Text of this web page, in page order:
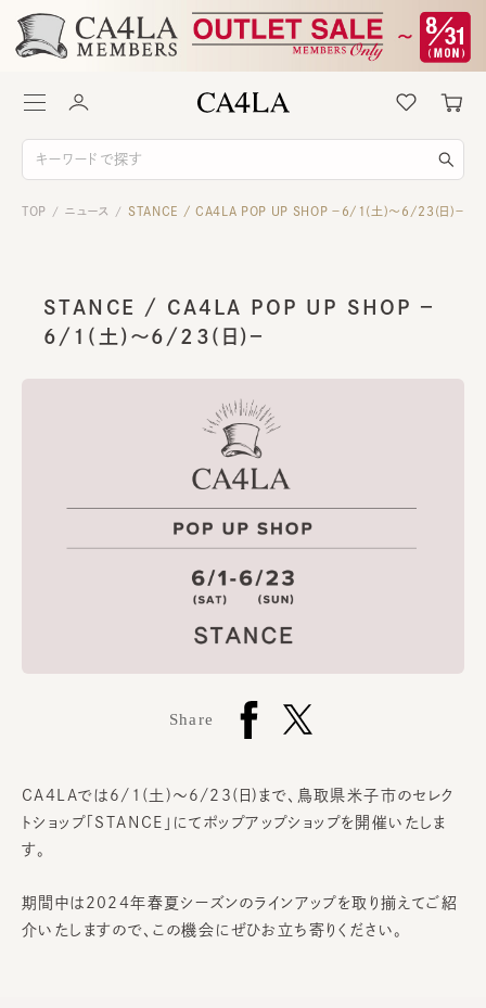
TOP / ニュース / STANCE / CA4LA POP UP SHOP －6/1(土)～6/23(日)－
STANCE / CA4LA POP UP SHOP －
6/1(土)～6/23(日)－
Share
CA4LAでは6/1(土)～6/23(日)まで、
鳥取県米子市のセレク
トショップ「STANCE」にてポップアップショップを開催いたしま
す。
期間中は2024年春夏シーズンのラインアップを取り揃えてご紹
介いたしますので、この機会にぜひお立ち寄りください。